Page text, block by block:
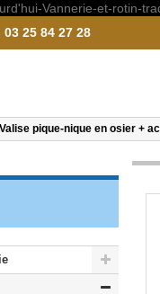
03 25 84 27 28
Valise pique-nique en osier +